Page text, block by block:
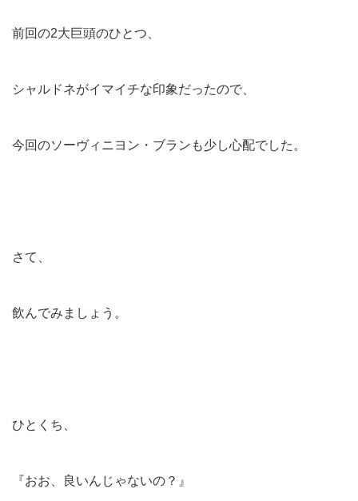
前回の2大巨頭のひとつ、
シャルドネがイマイチな印象だったので、
今回のソーヴィニヨン・ブランも少し心配でした。
さて、
飲んでみましょう。
ひとくち、
『おお、良いんじゃないの？』